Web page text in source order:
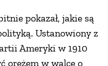
pokazał, jakie są
Ustanowiony z
Ameryki w 1910
orężem w walce o